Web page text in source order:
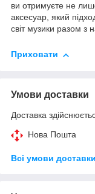
ви отримуєте не
аксесуар, який
світ музики разом з
Приховати
Умови доставки
Доставка
Нова Пошта
Всі умови доставки